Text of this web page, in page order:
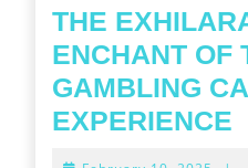
PARTIES
TO
BARS
THE
ENCHANT OF
GAMBLING
EXPERIENCE